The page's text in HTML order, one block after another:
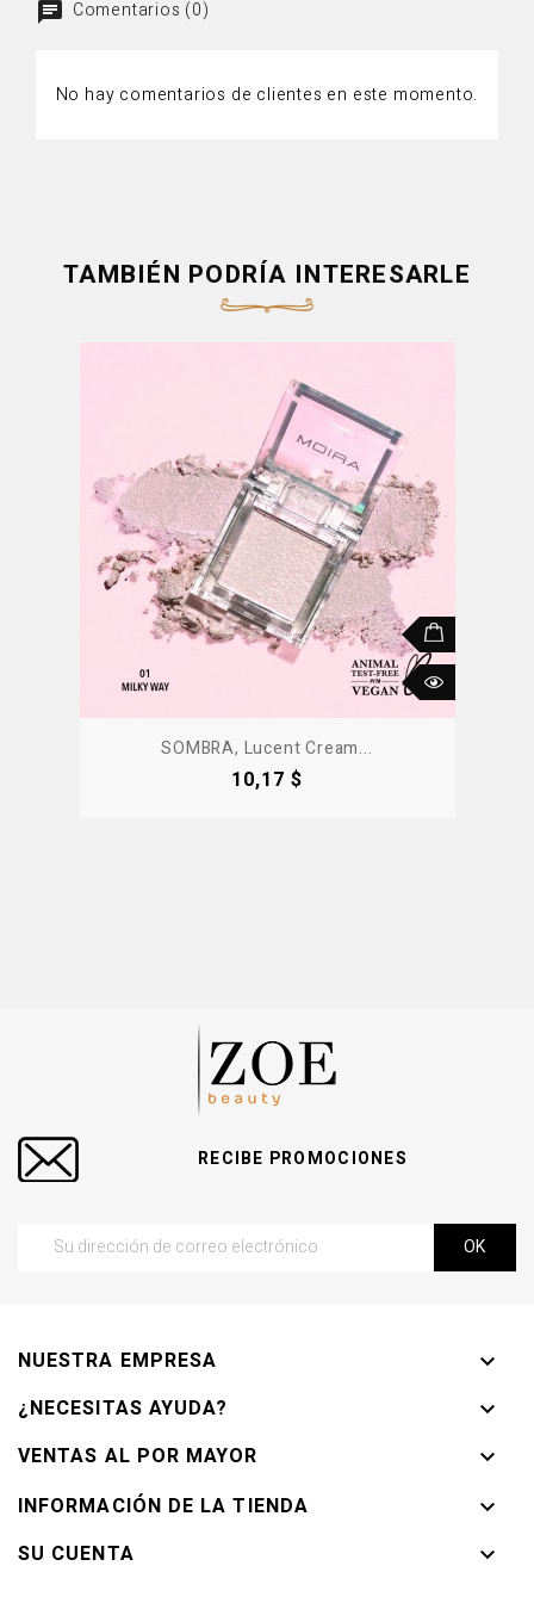
Comentarios (0)
No hay comentarios de clientes en este momento.
TAMBIÉN PODRÍA INTERESARLE
SOMBRA, Lucent Cream...
Precio
10,17 $
RECIBE PROMOCIONES
NUESTRA EMPRESA

¿NECESITAS AYUDA?

VENTAS AL POR MAYOR

INFORMACIÓN DE LA TIENDA

SU CUENTA
